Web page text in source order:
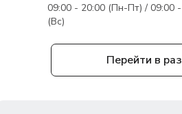
Перейти в
09:00 - 20:00 (Пн-Пт) / 09:00
(Вс)